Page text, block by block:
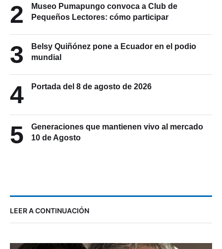
2
Museo Pumapungo convoca a Club de
Pequeños Lectores: cómo participar
3
Belsy Quiñónez pone a Ecuador en el podio
mundial
4 Portada del 8 de agosto de 2026
5
Generaciones que mantienen vivo al mercado
10 de Agosto
LEER A CONTINUACIÓN